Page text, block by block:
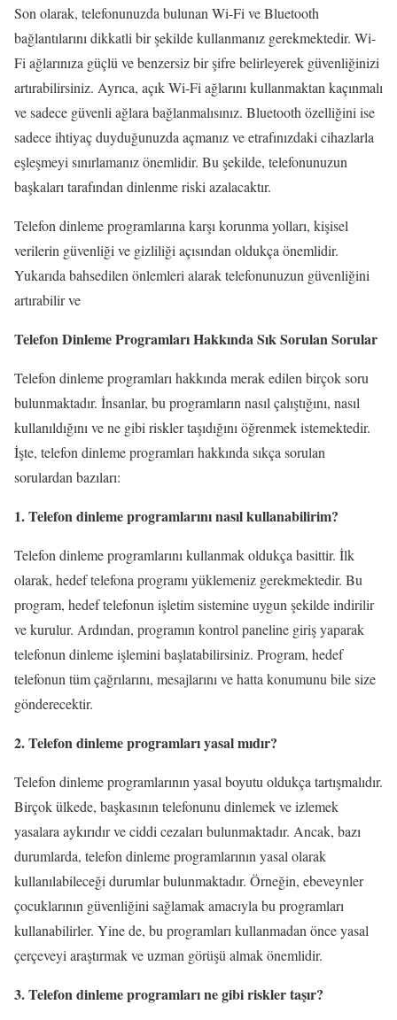
Son olarak, telefonunuzda bulunan Wi-Fi ve Bluetooth
bağlantılarını dikkatli bir şekilde kullanmanız gerekmektedir. Wi-
Fi ağlarınıza güçlü ve benzersiz bir şifre belirleyerek güvenliğinizi
artırabilirsiniz. Ayrıca, açık Wi-Fi ağlarını kullanmaktan kaçınmalı
ve sadece güvenli ağlara bağlanmalısınız. Bluetooth özelliğini ise
sadece ihtiyaç duyduğunuzda açmanız ve etrafınızdaki cihazlarla
eşleşmeyi sınırlamanız önemlidir. Bu şekilde, telefonunuzun
başkaları tarafından dinlenme riski azalacaktır.
Telefon dinleme programlarına karşı korunma yolları, kişisel
verilerin güvenliği ve gizliliği açısından oldukça önemlidir.
Yukarıda bahsedilen önlemleri alarak telefonunuzun güvenliğini
artırabilir ve
Telefon Dinleme Programları Hakkında Sık Sorulan Sorular
Telefon dinleme programları hakkında merak edilen birçok soru
bulunmaktadır. İnsanlar, bu programların nasıl çalıştığını, nasıl
kullanıldığını ve ne gibi riskler taşıdığını öğrenmek istemektedir.
İşte, telefon dinleme programları hakkında sıkça sorulan
sorulardan bazıları:
1. Telefon dinleme programlarını nasıl kullanabilirim?
Telefon dinleme programlarını kullanmak oldukça basittir. İlk
olarak, hedef telefona programı yüklemeniz gerekmektedir. Bu
program, hedef telefonun işletim sistemine uygun şekilde indirilir
ve kurulur. Ardından, programın kontrol paneline giriş yaparak
telefonun dinleme işlemini başlatabilirsiniz. Program, hedef
telefonun tüm çağrılarını, mesajlarını ve hatta konumunu bile size
gönderecektir.
2. Telefon dinleme programları yasal mıdır?
Telefon dinleme programlarının yasal boyutu oldukça tartışmalıdır.
Birçok ülkede, başkasının telefonunu dinlemek ve izlemek
yasalara aykırıdır ve ciddi cezaları bulunmaktadır. Ancak, bazı
durumlarda, telefon dinleme programlarının yasal olarak
kullanılabileceği durumlar bulunmaktadır. Örneğin, ebeveynler
çocuklarının güvenliğini sağlamak amacıyla bu programları
kullanabilirler. Yine de, bu programları kullanmadan önce yasal
çerçeveyi araştırmak ve uzman görüşü almak önemlidir.
3. Telefon dinleme programları ne gibi riskler taşır?